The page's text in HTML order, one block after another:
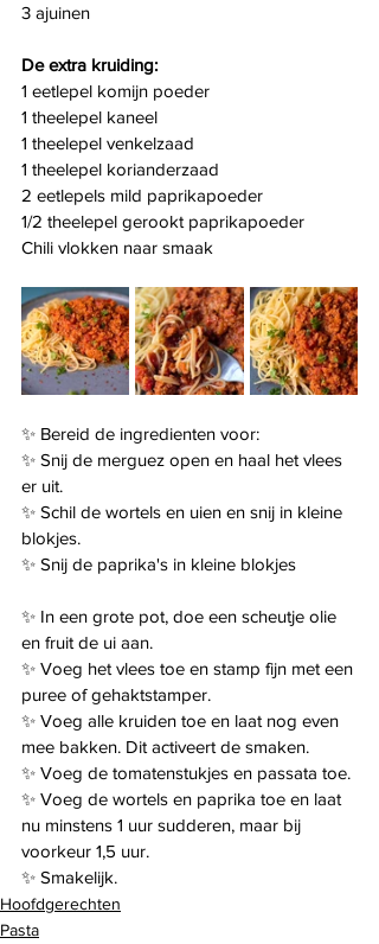
3 ajuinen
De extra kruiding:
1 eetlepel komijn poeder
1 theelepel kaneel
1 theelepel venkelzaad
1 theelepel korianderzaad
2 eetlepels mild paprikapoeder
1/2 theelepel gerookt paprikapoeder
Chili vlokken naar smaak
✨ Bereid de ingredienten voor:
✨ Snij de merguez open en haal het vlees
er uit.
✨ Schil de wortels en uien en snij in kleine
blokjes.
✨ Snij de paprika's in kleine blokjes
✨ In een grote pot, doe een scheutje olie
en fruit de ui aan.
✨ Voeg het vlees toe en stamp fijn met een
puree of gehaktstamper.
✨ Voeg alle kruiden toe en laat nog even
mee bakken. Dit activeert de smaken.
✨ Voeg de tomatenstukjes en passata toe.
✨ Voeg de wortels en paprika toe en laat
nu minstens 1 uur sudderen, maar bij
voorkeur 1,5 uur.
✨ Smakelijk.
Hoofdgerechten
Pasta